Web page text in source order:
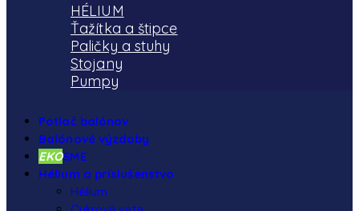
HÉLIUM
Ťažítka a štipce
Paličky a stuhy
Stojany
Pumpy
Potlač balónov
Balónové výzdoby
EKOSME
Hélium a príslušenstvo
Hélium